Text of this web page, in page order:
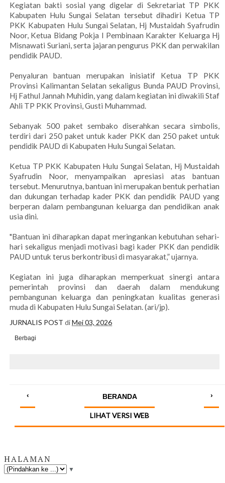
Kegiatan bakti sosial yang digelar di Sekretariat TP PKK
Kabupaten Hulu Sungai Selatan tersebut dihadiri Ketua TP
PKK Kabupaten Hulu Sungai Selatan, Hj Mustaidah Syafrudin
Noor, Ketua Bidang Pokja I Pembinaan Karakter Keluarga Hj
Misnawati Suriani, serta jajaran pengurus PKK dan perwakilan
pendidik PAUD.
Penyaluran bantuan merupakan inisiatif Ketua TP PKK
Provinsi Kalimantan Selatan sekaligus Bunda PAUD Provinsi,
Hj Fathul Jannah Muhidin, yang dalam kegiatan ini diwakili Staf
Ahli TP PKK Provinsi, Gusti Muhammad.
Sebanyak 500 paket sembako diserahkan secara simbolis,
terdiri dari 250 paket untuk kader PKK dan 250 paket untuk
pendidik PAUD di Kabupaten Hulu Sungai Selatan.
Ketua TP PKK Kabupaten Hulu Sungai Selatan, Hj Mustaidah
Syafrudin Noor, menyampaikan apresiasi atas bantuan
tersebut. Menurutnya, bantuan ini merupakan bentuk perhatian
dan dukungan terhadap kader PKK dan pendidik PAUD yang
berperan dalam pembangunan keluarga dan pendidikan anak
usia dini.
"Bantuan ini diharapkan dapat meringankan kebutuhan sehari-
hari sekaligus menjadi motivasi bagi kader PKK dan pendidik
PAUD untuk terus berkontribusi di masyarakat,” ujarnya.
Kegiatan ini juga diharapkan memperkuat sinergi antara
pemerintah provinsi dan daerah dalam mendukung
pembangunan keluarga dan peningkatan kualitas generasi
muda di Kabupaten Hulu Sungai Selatan. (ari/jp).
JURNALIS POST diMei 03, 2026
Berbagi
‹ ›
BERANDA
LIHAT VERSI WEB
HALAMAN
▼